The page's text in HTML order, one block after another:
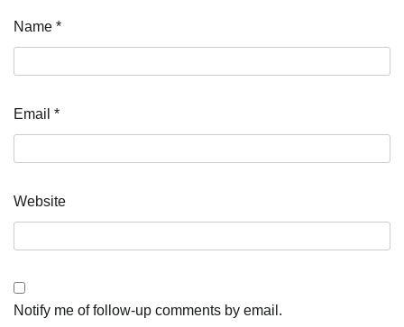
Name *
Email *
Website
Notify me of follow-up comments by email.